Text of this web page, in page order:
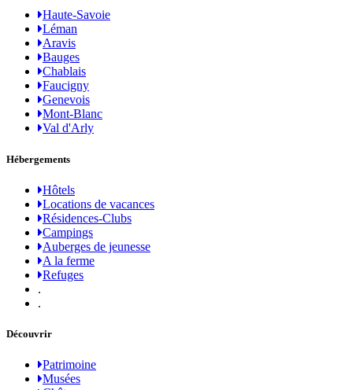
Haute-Savoie
Léman
Aravis
Bauges
Chablais
Faucigny
Genevois
Mont-Blanc
Val d'Arly
Hébergements
Hôtels
Locations de vacances
Résidences-Clubs
Campings
Auberges de jeunesse
A la ferme
Refuges
.
.
Découvrir
Patrimoine
Musées